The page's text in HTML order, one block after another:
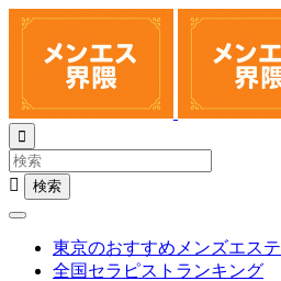


東京のおすすめメンズエステ
全国セラピストランキング